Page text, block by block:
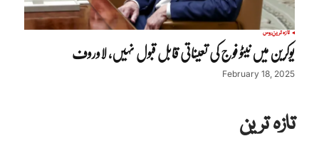
تازہ ترینروس
یوکرین میں نیٹو فوج کی تعیناتی قابل قبول نہیں، لاوروف
February 18, 2025
تازہ ترین